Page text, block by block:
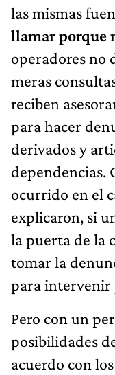
las mismas
llamar porque
operadores no
meras
reciben
para hacer
derivados y
dependencias.
ocurrido en el
explicaron, si
la puerta de la
tomar la
para intervenir
Pero con un
posibilidades
acuerdo con